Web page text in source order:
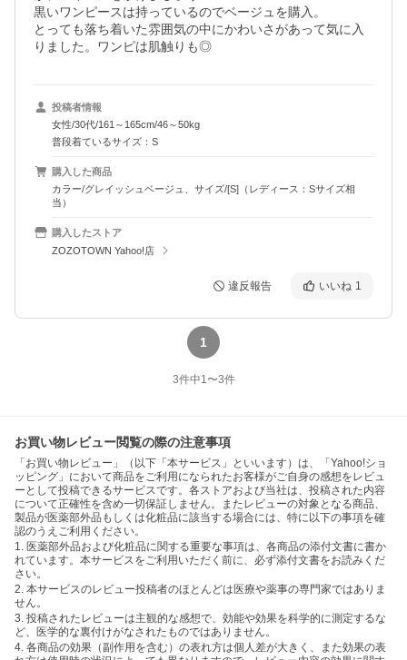
黒いワンピースは持っているのでベージュを購入。
とっても落ち着いた雰囲気の中にかわいさがあって気に入
りました。ワンピは肌触りも◎
投稿者情報
女性/30代/161～165cm/46～50kg
普段着ているサイズ：S
購入した商品
カラー/グレイッシュベージュ、サイズ/[S]（レディース：Sサイズ相
当）
購入したストア
ZOZOTOWN Yahoo!店
違反報告 いいね 1
1
3件中1〜3件
お買い物レビュー閲覧の際の注意事項
「お買い物レビュー」（以下「本サービス」といいます）は、「Yahoo!ショ
ッピング」において商品をご利用になられたお客様がご自身の感想をレビュ
ーとして投稿できるサービスです。各ストアおよび当社は、投稿された内容
について正確性を含め一切保証しません。またレビューの対象となる商品、
製品が医薬部外品もしくは化粧品に該当する場合には、特に以下の事項を確
認のうえご利用ください。
1. 医薬部外品および化粧品に関する重要な事項は、各商品の添付文書に書か
れています。本サービスをご利用いただく前に、必ず添付文書をお読みくだ
さい。
2. 本サービスのレビュー投稿者のほとんどは医療や薬事の専門家ではありま
せん。
3. 投稿されたレビューは主観的な感想で、効能や効果を科学的に測定するな
ど、医学的な裏付けがなされたものではありません。
4. 各商品の効果（副作用を含む）の表れ方は個人差が大きく、また効果の表